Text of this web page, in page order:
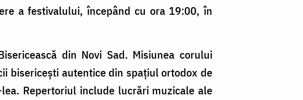
a festivalului, începând cu ora 19:00, în
din Novi Sad. Misiunea corului
bisericeşti autentice din spaţiul ortodox de
Repertoriul include lucrări muzicale ale